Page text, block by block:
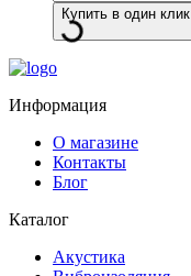
Купить в один клик
Информация
О магазине
Контакты
Блог
Каталог
Акустика